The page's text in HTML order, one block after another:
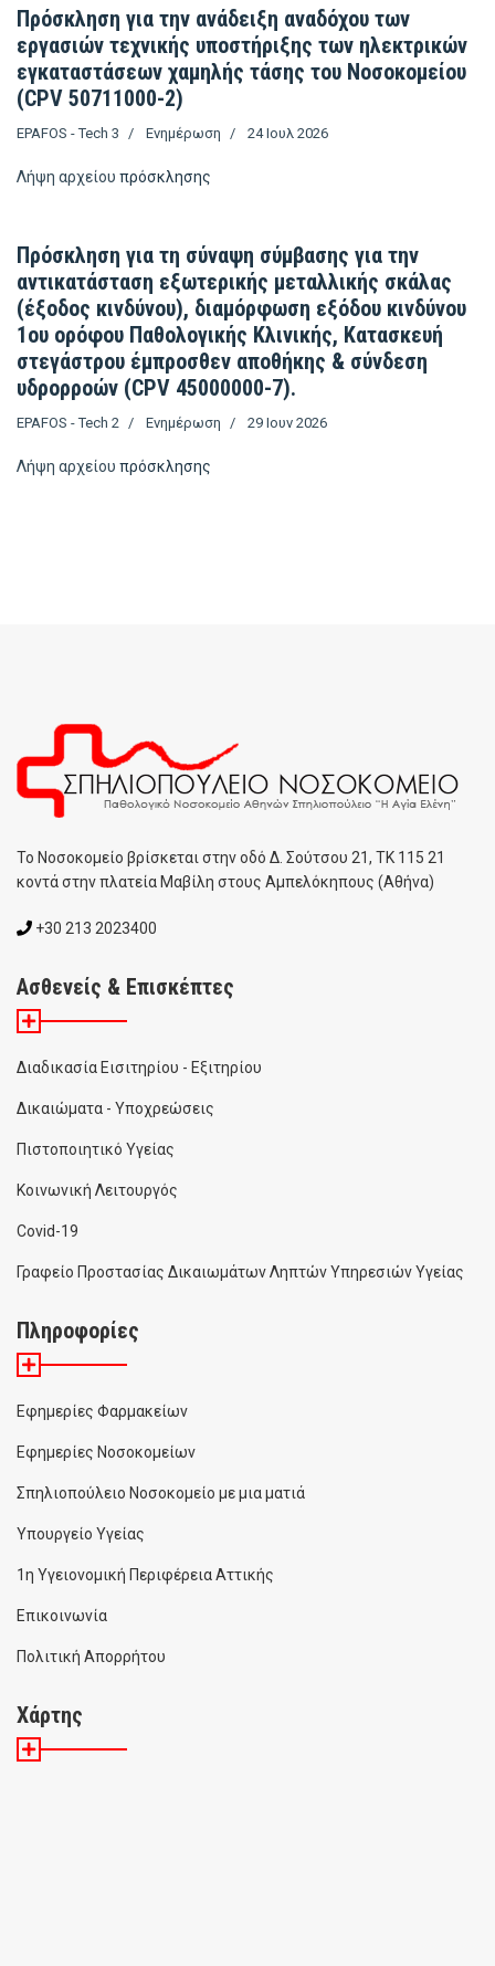
Πρόσκληση για την ανάδειξη αναδόχου των
εργασιών τεχνικής υποστήριξης των ηλεκτρικών
εγκαταστάσεων χαμηλής τάσης του Νοσοκομείου
(CPV 50711000-2)
EPAFOS - Tech 3 Ενημέρωση 24 Ιουλ 2026
Λήψη αρχείου πρόσκλησης
Πρόσκληση για τη σύναψη σύμβασης για την
αντικατάσταση εξωτερικής μεταλλικής σκάλας
(έξοδος κινδύνου), διαμόρφωση εξόδου κινδύνου
1ου ορόφου Παθολογικής Κλινικής, Κατασκευή
στεγάστρου έμπροσθεν αποθήκης & σύνδεση
υδρορροών (CPV 45000000-7).
EPAFOS - Tech 2 Ενημέρωση 29 Ιουν 2026
Λήψη αρχείου πρόσκλησης
To Noσοκομείο βρίσκεται στην οδό Δ. Σούτσου 21, ΤΚ 115 21
κοντά στην πλατεία Μαβίλη στους Αμπελόκηπους (Αθήνα)
+30 213 2023400
Ασθενείς & Επισκέπτες
Διαδικασία Εισιτηρίου - Εξιτηρίου
Δικαιώματα - Υποχρεώσεις
Πιστοποιητικό Υγείας
Κοινωνική Λειτουργός
Covid-19
Γραφείο Προστασίας Δικαιωμάτων Ληπτών Υπηρεσιών Υγείας
Πληροφορίες
Εφημερίες Φαρμακείων
Εφημερίες Νοσοκομείων
Σπηλιοπούλειο Νοσοκομείο με μια ματιά
Υπουργείο Υγείας
1η Υγειονομική Περιφέρεια Αττικής
Επικοινωνία
Πολιτική Απορρήτου
Χάρτης